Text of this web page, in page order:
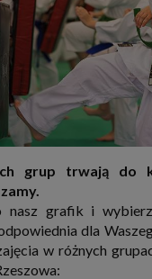
grup trwają do
nasz grafik i
dla
w różnych